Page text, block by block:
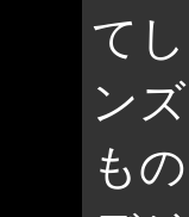
て
ン
も